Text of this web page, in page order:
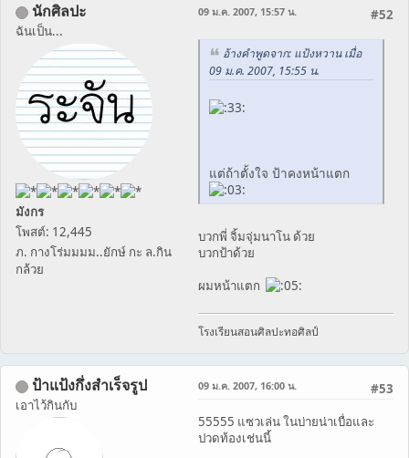
นักศิลปะ
ฉันเป็น...
มังกร
โพสต์: 12,445
ภ. กางโร่มมมม..ยักษ์ กะ ล.กิน
กล้วย
#52
09 ม.ค. 2007, 15:57 น.
อ้างคำพูดจาก: แป้งหวาน เมื่อ
09 ม.ค. 2007, 15:55 น.
แต่ถ้าตั้งใจ ป้าคงหน้าแตก
บวกพี่ จิ้มจุ่มนาโน ด้วย
บวกป้าด้วย
ผมหน้าแตก
โรงเรียนสอนศิลปะทอศิลป์
ป้าแป้งกึ่งสำเร็จรูป
เอาไว้กินกับ
#53
09 ม.ค. 2007, 16:00 น.
55555 แซวเล่น ในบ่ายน่าเบื่อและ
ปวดท้องเช่นนี้